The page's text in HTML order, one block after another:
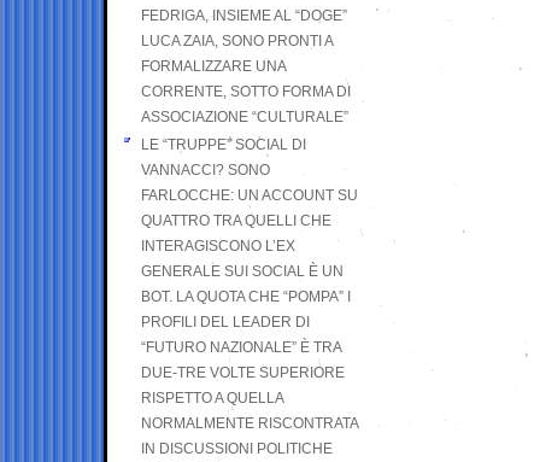
FEDRIGA, INSIEME AL “DOGE”
LUCA ZAIA, SONO PRONTI A
FORMALIZZARE UNA
CORRENTE, SOTTO FORMA DI
ASSOCIAZIONE “CULTURALE”
LE “TRUPPE” SOCIAL DI
VANNACCI? SONO
FARLOCCHE: UN ACCOUNT SU
QUATTRO TRA QUELLI CHE
INTERAGISCONO L’EX
GENERALE SUI SOCIAL È UN
BOT. LA QUOTA CHE “POMPA” I
PROFILI DEL LEADER DI
“FUTURO NAZIONALE” È TRA
DUE-TRE VOLTE SUPERIORE
RISPETTO A QUELLA
NORMALMENTE RISCONTRATA
IN DISCUSSIONI POLITICHE